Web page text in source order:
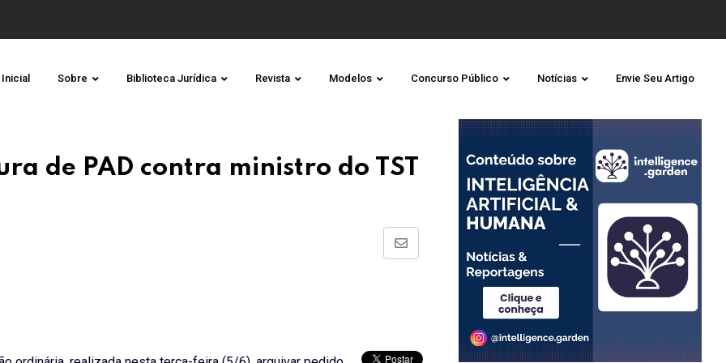
Sobre Biblioteca Jurídica Revista Modelos Concurso Público Notícias Envie Seu Artigo
de PAD contra ministro do TST
Share